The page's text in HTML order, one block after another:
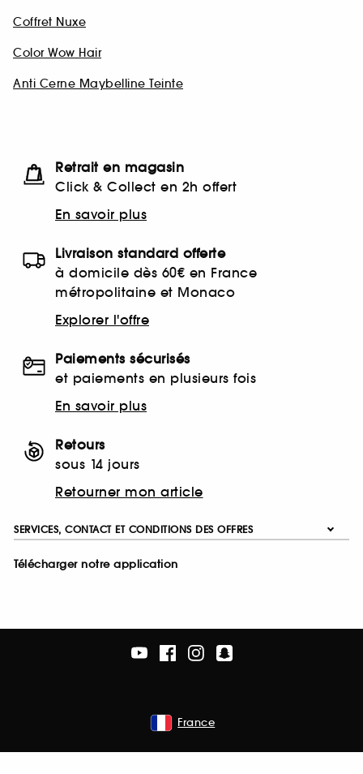
Coffret Nuxe
Color Wow Hair
Anti Cerne Maybelline Teinte
Retrait en magasin
Click & Collect en 2h offert
En savoir plus
Livraison standard offerte
à domicile dès 60€ en France
métropolitaine et Monaco
Explorer l'offre
Paiements sécurisés
et paiements en plusieurs fois
En savoir plus
Retours
sous 14 jours
Retourner mon article
SERVICES, CONTACT ET CONDITIONS DES OFFRES
Télécharger notre application
France